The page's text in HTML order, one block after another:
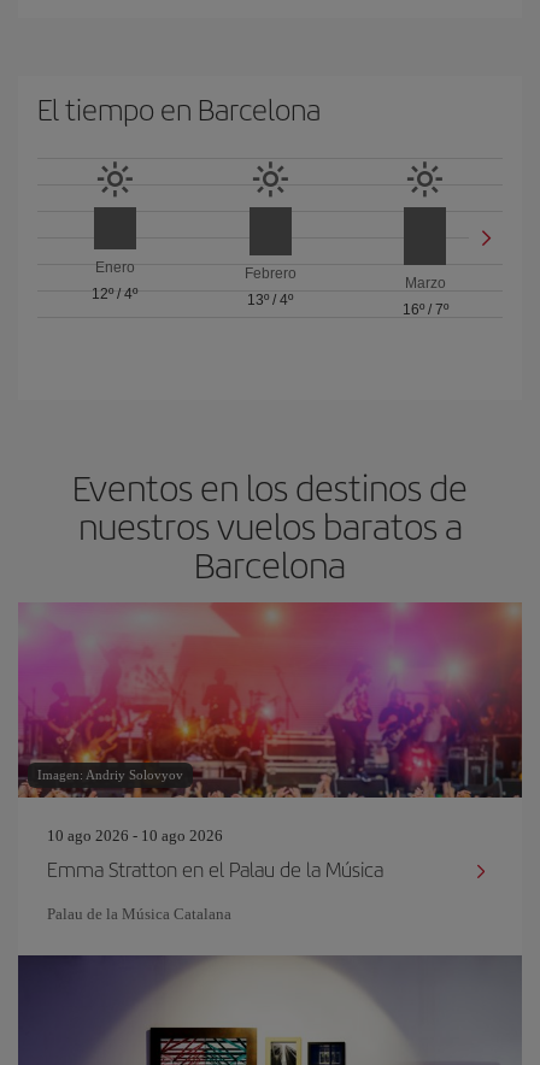
El tiempo en Barcelona
Enero
12º/4º
Febrero
13º / 4º
Marzo
16º/ 7º
Eventos en los destinos de
nuestros vuelos baratos a
Barcelona
Imagen: Andriy Solovyov
10 ago 2026 - 10 ago 2026
Emma Stratton en el Palau de la Música
Palau de la Música Catalana